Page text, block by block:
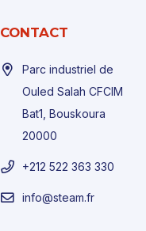
CONTACT
Parc industriel de
Ouled Salah CFCIM
Bat1, Bouskoura
20000
+212 522 363 330
info@steam.fr